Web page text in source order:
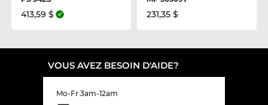
413,59 $ 231,35 $
VOUS AVEZ BESOIN D'AIDE?
Mo-Fr 3am-12am